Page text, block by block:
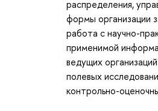
распределения,
формы организации
работа с научно-
применимой
ведущих
полевых
контрольно-